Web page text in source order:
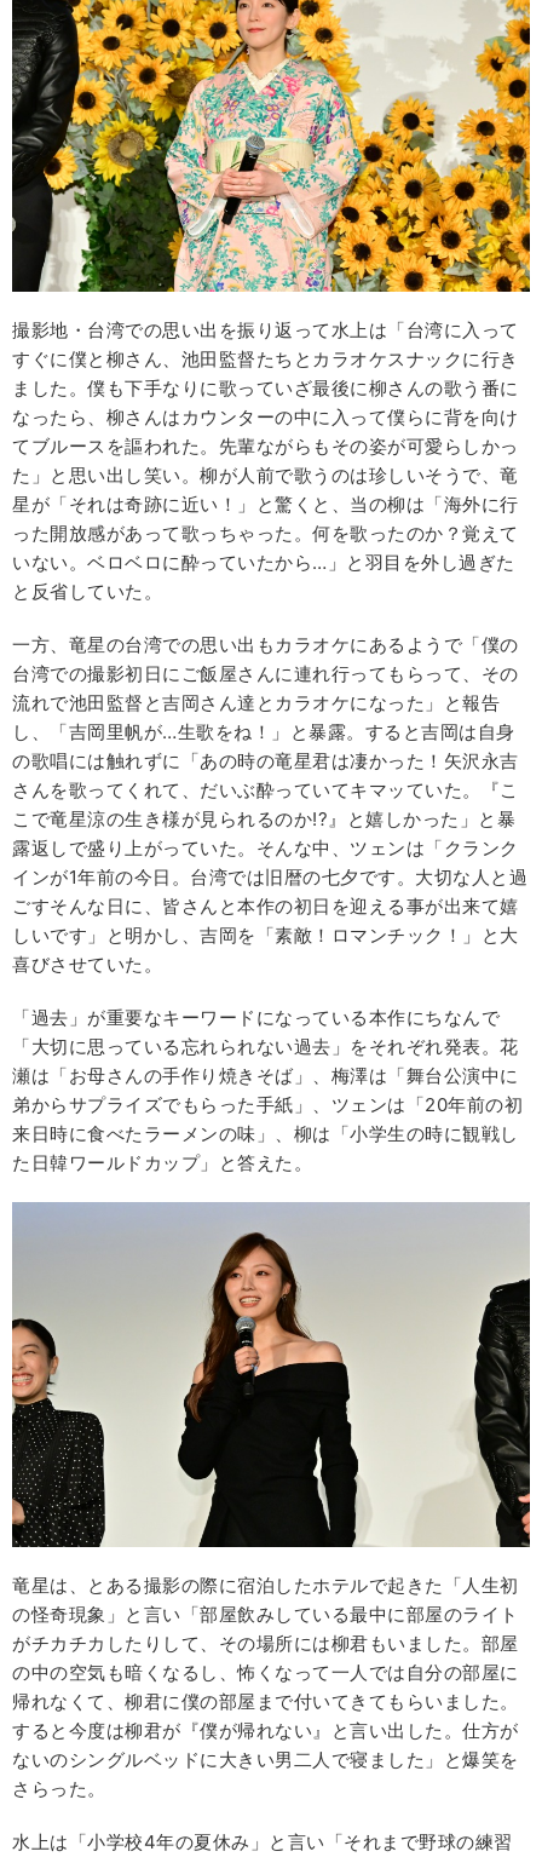
撮影地・台湾での思い出を振り返って水上は「台湾に入って
すぐに僕と柳さん、池田監督たちとカラオケスナックに行き
ました。僕も下手なりに歌っていざ最後に柳さんの歌う番に
なったら、柳さんはカウンターの中に入って僕らに背を向け
てブルースを謳われた。先輩ながらもその姿が可愛らしかっ
た」と思い出し笑い。柳が人前で歌うのは珍しいそうで、竜
星が「それは奇跡に近い！」と驚くと、当の柳は「海外に行
った開放感があって歌っちゃった。何を歌ったのか？覚えて
いない。ベロベロに酔っていたから…」と羽目を外し過ぎた
と反省していた。
一方、竜星の台湾での思い出もカラオケにあるようで「僕の
台湾での撮影初日にご飯屋さんに連れ行ってもらって、その
流れで池田監督と吉岡さん達とカラオケになった」と報告
し、「吉岡里帆が…生歌をね！」と暴露。すると吉岡は自身
の歌唱には触れずに「あの時の竜星君は凄かった！矢沢永吉
さんを歌ってくれて、だいぶ酔っていてキマッていた。『こ
こで竜星涼の生き様が見られるのか!?』と嬉しかった」と暴
露返しで盛り上がっていた。そんな中、ツェンは「クランク
インが1年前の今日。台湾では旧暦の七夕です。大切な人と過
ごすそんな日に、皆さんと本作の初日を迎える事が出来て嬉
しいです」と明かし、吉岡を「素敵！ロマンチック！」と大
喜びさせていた。
「過去」が重要なキーワードになっている本作にちなんで
「大切に思っている忘れられない過去」をそれぞれ発表。花
瀬は「お母さんの手作り焼きそば」、梅澤は「舞台公演中に
弟からサプライズでもらった手紙」、ツェンは「20年前の初
来日時に食べたラーメンの味」、柳は「小学生の時に観戦し
た日韓ワールドカップ」と答えた。
竜星は、とある撮影の際に宿泊したホテルで起きた「人生初
の怪奇現象」と言い「部屋飲みしている最中に部屋のライト
がチカチカしたりして、その場所には柳君もいました。部屋
の中の空気も暗くなるし、怖くなって一人では自分の部屋に
帰れなくて、柳君に僕の部屋まで付いてきてもらいました。
すると今度は柳君が『僕が帰れない』と言い出した。仕方が
ないのシングルベッドに大きい男二人で寝ました」と爆笑を
さらった。
水上は「小学校4年の夏休み」と言い「それまで野球の練習